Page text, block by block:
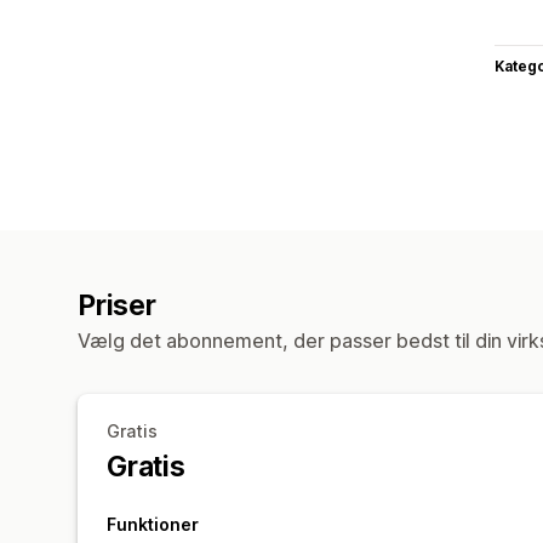
Priser
Vælg det abonnement, der passer bedst til din
Gratis
Gratis
Funktioner